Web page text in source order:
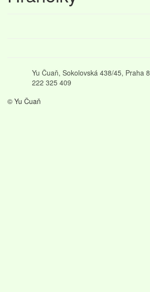
Yu Čuaň, Sokolovská 438/45, Praha 8
222 325 409
© Yu Čuaň